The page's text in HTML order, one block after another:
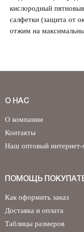
кислородный
салфетки (защита от
отжим на
О НАС
О компании
Контакты
Наш оптовый интернет-
ПОМОЩЬ
Как оформить заказ
Доставка и оплата
Таблицы размеров